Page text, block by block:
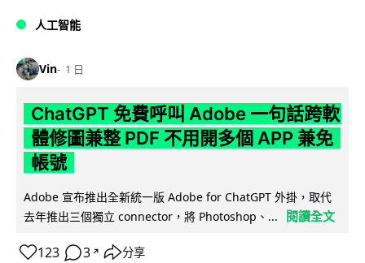
人工智能
Vin 1 日
ChatGPT 免費呼叫 Adobe 一句話跨軟
體修圖兼整 PDF 不用開多個 APP 兼免
帳號
Adobe 宣布推出全新統一版 Adobe for ChatGPT 外掛，取代
去年推出三個獨立 connector，將 Photoshop、...
閱讀全文
123 3 ↗ 分享